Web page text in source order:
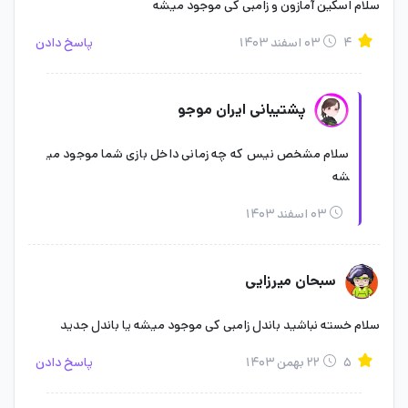
در صورت وقوع هر نوع مشکلی در فرایند خرید باندل آمازون پرایم
شماره‌های ما ارتباط برقرار کنید. فرم اطلاعات تماس را کامل و شماره‌های
صحیح و در دسترس وارد کنید تا در صورت وقوع مشکل در واریز، تیم
پشتیبانی بتوانند با شما ارتباط برقرار کنند. همچنین اگر تجربه خرید از
سلام اسکین آمازون و زامبی کی موجود میشه
۰۳ اسفند ۱۴۰۳ پاسخ دادن
پشتیبانی ایران موجو
سلام مشخص نیس که چه زمانی داخل بازی شما موجود می
شه
۰۳ اسفند ۱۴۰۳
سبحان میرزایی
سلام خسته نباشید باندل زامبی کی موجود میشه یا باندل جدید
۲۲ بهمن ۱۴۰۳ پاسخ دادن